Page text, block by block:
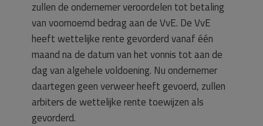
zullen de ondernemer veroordelen tot betaling
van voornoemd bedrag aan de VvE. De VvE
heeft wettelijke rente gevorderd vanaf één
maand na de datum van het vonnis tot aan de
dag van algehele voldoening. Nu ondernemer
daartegen geen verweer heeft gevoerd, zullen
arbiters de wettelijke rente toewijzen als
gevorderd.